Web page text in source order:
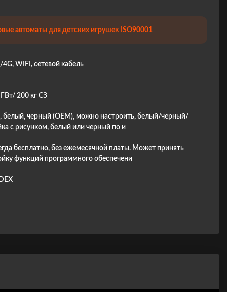
автоматы для детских игрушек ISO90001
WIFI, сетевой кабель
ГВт/ 200 кг СЗ
белый, черный (OEM), можно настроить, белый/черный/
с рисунком, белый или черный по и
бесплатно, без ежемесячной платы. Может принять
функций программного обеспечени